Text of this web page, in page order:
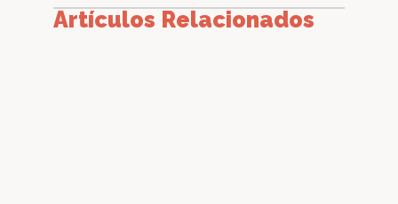
Artículos Relacionados